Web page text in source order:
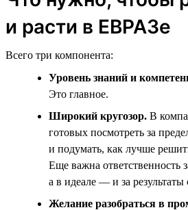
и расти в ЕВРАЗе
Всего три компонента:
Уровень знаний и
Это главное.
Широкий кругозор. В
готовых посмотреть за
и подумать, как лучше
Еще важна ответственность
а в идеале — и за
Желание разобраться в